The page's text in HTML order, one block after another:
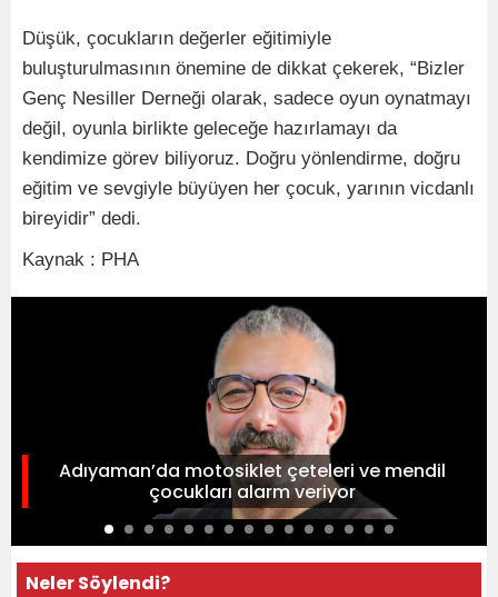
Düşük, çocukların değerler eğitimiyle
buluşturulmasının önemine de dikkat çekerek, “Bizler
Genç Nesiller Derneği olarak, sadece oyun oynatmayı
değil, oyunla birlikte geleceğe hazırlamayı da
kendimize görev biliyoruz. Doğru yönlendirme, doğru
eğitim ve sevgiyle büyüyen her çocuk, yarının vicdanlı
bireyidir” dedi.
Kaynak : PHA
Adıyaman’da motosiklet çeteleri ve mendil
çocukları alarm veriyor
Neler Söylendi?